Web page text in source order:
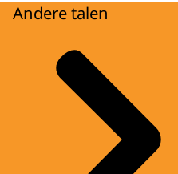
Andere talen